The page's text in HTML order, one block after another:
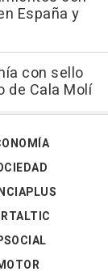
España y
con sello
de Cala Molí